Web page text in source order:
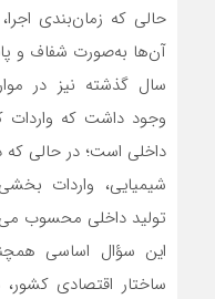
حالی که زمان‌بندی
آن‌ها به‌صورت شفاف و
سال گذشته نیز در
وجود داشت که واردات
داخلی است؛ در حالی که
شیمیایی، واردات
تولید داخلی محسوب
این سؤال اساسی
ساختار اقتصادی